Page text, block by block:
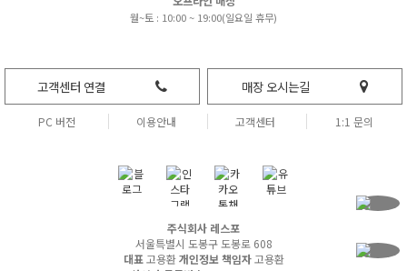
월~토 : 10:00 ~ 19:00(일요일 휴무)
고객센터 연결 매장 오시는길
PC 버전 이용안내 고객센터 1:1 문의
주식회사 레스포
서울특별시 도봉구 도봉로 608
대표고용환개인정보 책임자고용환